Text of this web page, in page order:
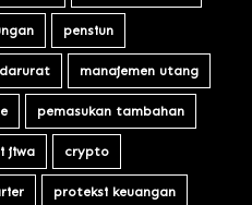
pensiun
manajemen utang
pemasukan tambahan
jiwa crypto
proteksi keuangan